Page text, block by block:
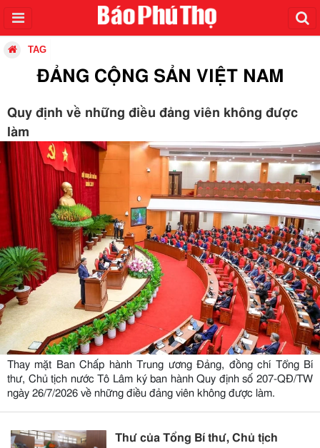
TAG
ĐẢNG CỘNG SẢN VIỆT NAM
Quy định về những điều đảng viên không được
làm
Thay mặt Ban Chấp hành Trung ương Đảng, đồng chí Tổng Bí
thư, Chủ tịch nước Tô Lâm ký ban hành Quy định số 207-QĐ/TW
ngày 26/7/2026 về những điều đảng viên không được làm.
Thư của Tổng Bí thư, Chủ tịch